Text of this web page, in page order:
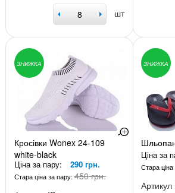
шт
ЗНИЖКА
Кросівки Wonex 24-109
white-black
Ціна за пару: 290 грн.
Стара ціна за пару:450 грн.
ЗНИЖКА
Ціна за
Стара
Артикул